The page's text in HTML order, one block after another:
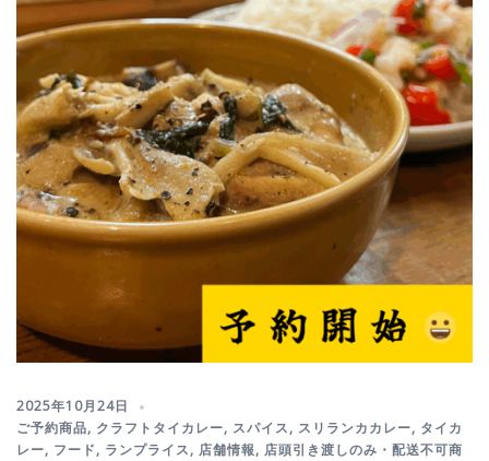
2025年10月24日
ご予約商品, クラフトタイカレー, スパイス, スリランカカレー, タイカ
レー, フード, ランプライス, 店舗情報, 店頭引き渡しのみ・配送不可商